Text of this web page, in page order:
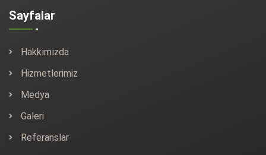
Sayfalar
Hakkımızda
Hizmetlerimiz
Medya
Galeri
Referanslar